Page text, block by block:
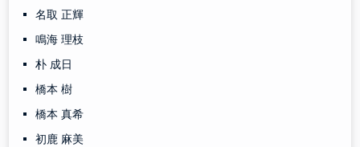
名取 正輝
鳴海 理枝
朴 成日
橋本 樹
橋本 真希
初鹿 麻美